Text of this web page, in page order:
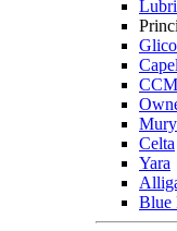
Glico
CCM
Mury
Celta
Yara
Blue